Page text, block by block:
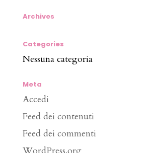
Archives
Categories
Nessuna categoria
Meta
Accedi
Feed dei contenuti
Feed dei commenti